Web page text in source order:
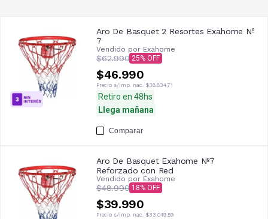
Aro De Basquet 2 Resortes Exahome Nº
7
Vendido por Exahome
$62.990 25
$46.990
Precio s/imp. nac. $38.834,71
Retiro en 48hs
Llega mañana
Comparar
Aro De Basquet Exahome Nº7
Reforzado con Red
Vendido por Exahome
$48.990 18
$39.990
Precio s/imp. nac. $33.049,59